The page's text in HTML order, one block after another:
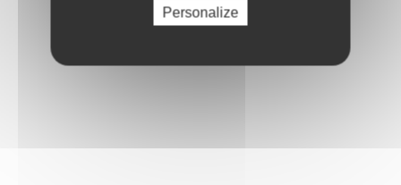
Personalize